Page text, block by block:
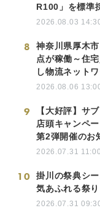
R100」を標準
2026.08.03
8
神奈川県厚木
点が稼働～住
し物流ネット
2026.08.06
9
【大好評】サ
店頭キャンペ
第2弾開催のお
2026.07.31 11:00
10
掛川の祭典シ
気あふれる祭
2026.07.31